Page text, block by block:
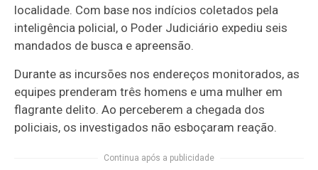
localidade. Com base nos indícios coletados pela
inteligência policial, o Poder Judiciário expediu seis
mandados de busca e apreensão.
Durante as incursões nos endereços monitorados, as
equipes prenderam três homens e uma mulher em
flagrante delito. Ao perceberem a chegada dos
policiais, os investigados não esboçaram reação.
Continua após a publicidade